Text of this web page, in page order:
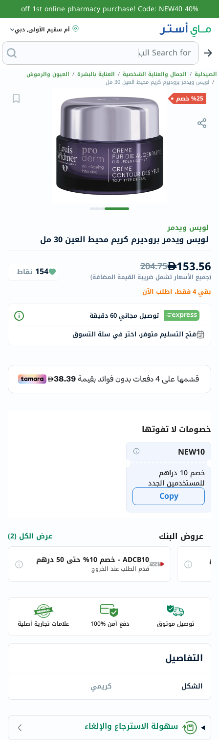
40% off 1st online pharmacy purchase! Code: NEW40
أم سقيم الأولى, دبي
Search for البحث عن مزيل عرق
الصيدلية / الجمال والعناية الشخصية / العناية بالبشرة / العيون والرموش
/ لويس ويدمر بروديرم كريم محيط العين 30 مل
%25 خصم
لويس ويدمر
لويس ويدمر بروديرم كريم محيط العين 30 مل
153.56
204.75
(جميع الأسعار تشمل ضريبة القيمة المضافة)
154 نقاط
بقي 4 فقط، اطلب الآن
توصيل مجاني 60 دقيقة
فتح التسليم متوفر، اختر في سلة التسوق
خصومات لا تفوتها
NEW10
خصم 10 دراهم
للمستخدمين الجدد
Copy
عروض البنك
عرض الكل (2)
ADCB10 - خصم 10% حتى 50 درهم
قدم الطلب عند الخروج
توصيل موثوق دفع آمن %100 علامات تجارية أصلية
التفاصيل
الشكل كريمي
سهولة الاسترجاع والإلغاء